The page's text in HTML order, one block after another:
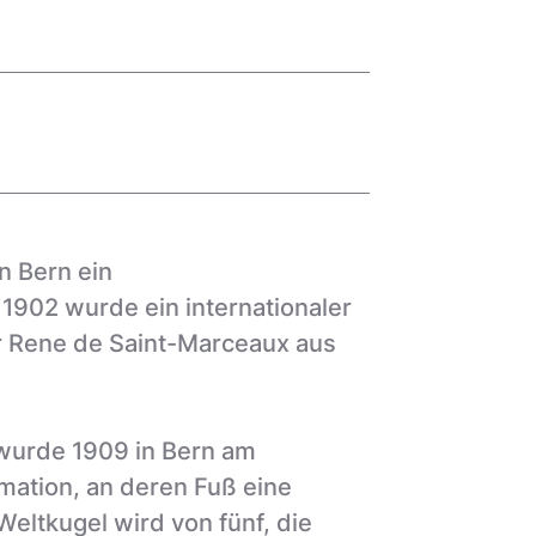
Bern ein
wurde ein internationaler
de Saint-Marceaux aus
1909 in Bern am
an deren Fuß eine
wird von fünf, die